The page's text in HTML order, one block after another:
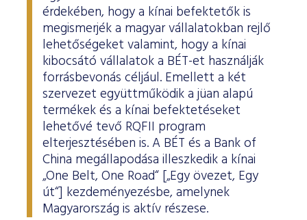
érdekében, hogy a kínai befektetők is
megismerjék a magyar vállalatokban rejlő
lehetőségeket valamint, hogy a kínai
kibocsátó vállalatok a BÉT-et használják
forrásbevonás céljául. Emellett a két
szervezet együttműködik a jüan alapú
termékek és a kínai befektetéseket
lehetővé tevő RQFII program
elterjesztésében is. A BÉT és a Bank of
China megállapodása illeszkedik a kínai
„One Belt, One Road“ [„Egy övezet, Egy
út“] kezdeményezésbe, amelynek
Magyarország is aktív részese.